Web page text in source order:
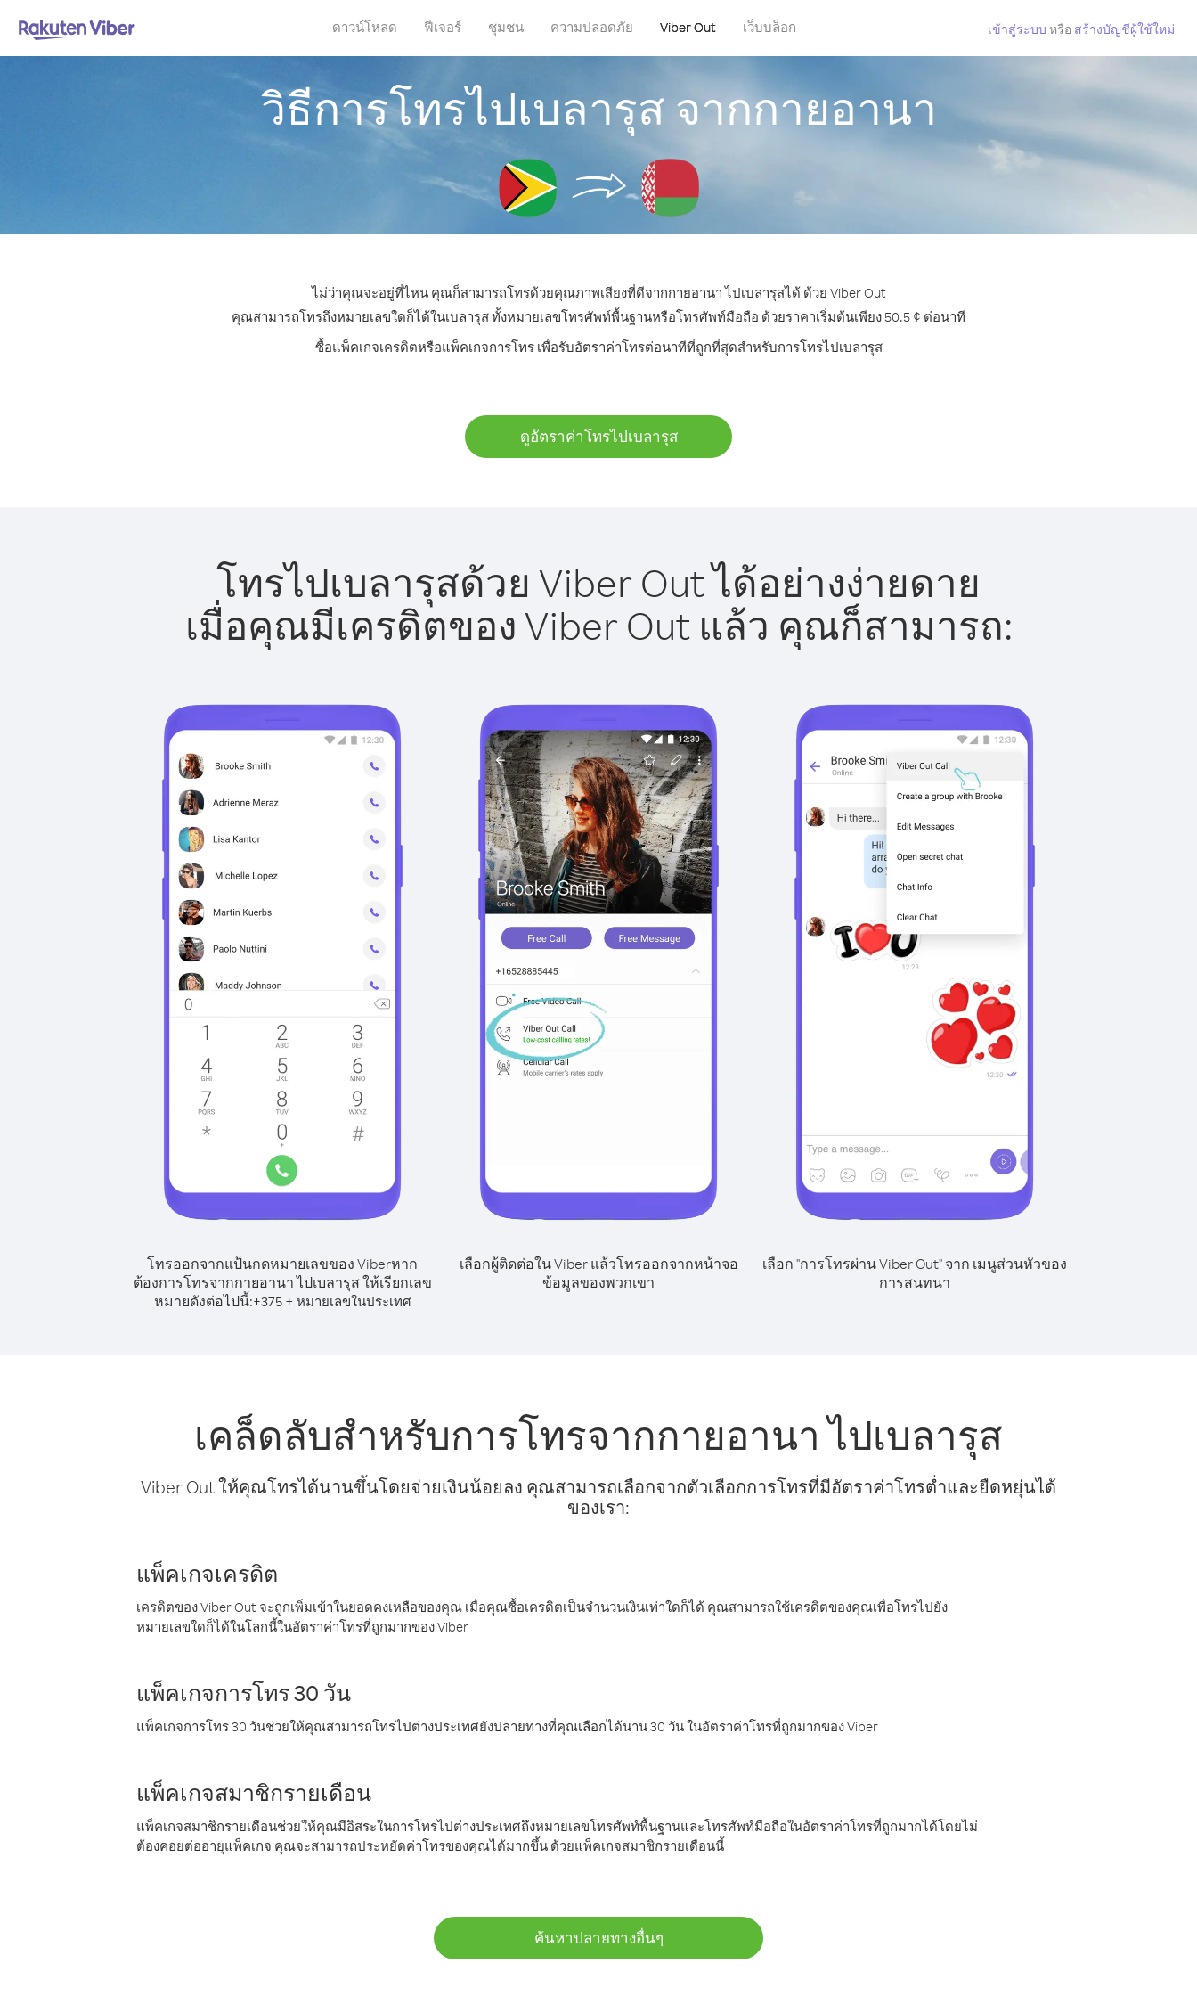
ดาวน์โหลด ฟีเจอร์ ชุมชน ความปลอดภัย Viber Out เว็บบล็อก เข้าสู่ระบบ หรือ สร้างบัญชีผู้ใช้ใหม่
วิธีการโทรไปเบลารุส จากกายอานา
ไม่ว่าคุณจะอยู่ที่ไหน คุณก็สามารถโทรด้วยคุณภาพเสียงที่ดีจากกายอานา ไปเบลารุสได้ ด้วย Viber Out
คุณสามารถโทรถึงหมายเลขใดก็ได้ในเบลารุส ทั้งหมายเลขโทรศัพท์พื้นฐานหรือโทรศัพท์มือถือ ด้วยราคาเริ่มต้นเพียง 50.5 ¢ ต่อนาที
ซื้อแพ็คเกจเครดิตหรือแพ็คเกจการโทร เพื่อรับอัตราค่าโทรต่อนาทีที่ถูกที่สุดสำหรับการโทรไปเบลารุส
ดูอัตราค่าโทรไปเบลารุส
โทรไปเบลารุสด้วย Viber Out ได้อย่างง่ายดาย
เมื่อคุณมีเครดิตของ Viber Out แล้ว คุณก็สามารถ:
โทรออกจากแป้นกดหมายเลขของ Viberหาก
ต้องการโทรจากกายอานา ไปเบลารุส ให้เรียกเลข
หมายดังต่อไปนี้:+375+ หมายเลขในประเทศ
เลือกผู้ติดต่อใน Viber แล้วโทรออกจากหน้าจอ
ข้อมูลของพวกเขา
เลือก "การโทรผ่าน Viber Out" จาก เมนูส่วนหัวของ
การสนทนา
เคล็ดลับสำหรับการโทรจากกายอานา ไปเบลารุส
Viber Out ให้คุณโทรได้นานขึ้นโดยจ่ายเงินน้อยลง คุณสามารถเลือกจากตัวเลือกการโทรที่มีอัตราค่าโทรต่ำและยืดหยุ่นได้
ของเรา:
แพ็คเกจเครดิต
เครดิตของ Viber Out จะถูกเพิ่มเข้าในยอดคงเหลือของคุณ เมื่อคุณซื้อเครดิตเป็นจำนวนเงินเท่าใดก็ได้ คุณสามารถใช้เครดิตของคุณเพื่อโทรไปยัง
หมายเลขใดก็ได้ในโลกนี้ในอัตราค่าโทรที่ถูกมากของ Viber
แพ็คเกจการโทร 30 วัน
แพ็คเกจการโทร 30 วันช่วยให้คุณสามารถโทรไปต่างประเทศยังปลายทางที่คุณเลือกได้นาน 30 วัน ในอัตราค่าโทรที่ถูกมากของ Viber
แพ็คเกจสมาชิกรายเดือน
แพ็คเกจสมาชิกรายเดือนช่วยให้คุณมีอิสระในการโทรไปต่างประเทศถึงหมายเลขโทรศัพท์พื้นฐานและโทรศัพท์มือถือในอัตราค่าโทรที่ถูกมากได้โดยไม่
ต้องคอยต่ออายุแพ็คเกจ คุณจะสามารถประหยัดค่าโทรของคุณได้มากขึ้น ด้วยแพ็คเกจสมาชิกรายเดือนนี้
ค้นหาปลายทางอื่นๆ